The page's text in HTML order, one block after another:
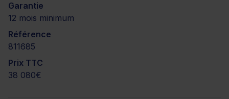
Garantie
12 mois minimum
Référence
811685
Prix TTC
38 080€